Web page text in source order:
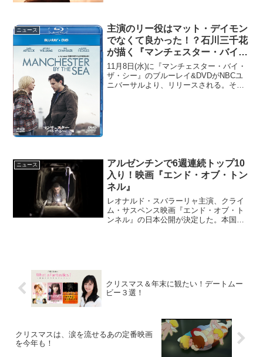
都・石川県の老舗旅館「赤木箱」を舞台
に、「あの時、...
ニュース
主演のリー役はマット・デイモン
でなくて良かった！？石川三千花
が描く『マンチェスター・バイ・
ザ・シー』
11月8日(水)に『マンチェスター・バイ・
ザ・シー』のブルーレイ&DVDがNBCユ
ニバーサルより、リリースされる。それ
ニュース
アルゼンチンで6週連続トップ10
入り！映画『エンド・オブ・トン
ネル』
レオナルド・スバラーリャ主演、クライ
ム・サスペンス映画『エンド・オブ・ト
ンネル』の日本公開が決定した。本国ア
クリスマス＆年末に観たい！デートムー
ビー３選！
クリスマスは、涙を流せるあの定番映画
を今年も！